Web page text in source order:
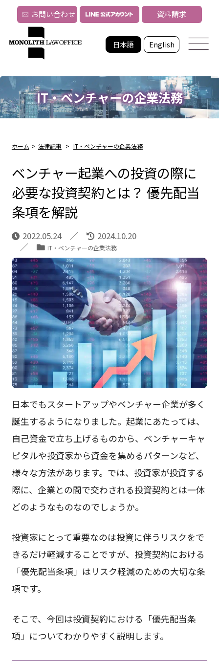
日本語 English
お問い合わせ 資料請求
IT・ベンチャーの企業法務
ホーム > 法律記事 > IT・ベンチャーの企業法務
ベンチャー起業への投資の際に
必要な投資契約とは？ 優先配当
条項を解説
2022.05.24 2024.10.20
IT・ベンチャーの企業法務
日本でもスタートアップやベンチャー企業が多く
誕生するようになりました。起業にあたっては、
自己資金で立ち上げるものから、ベンチャーキャ
ピタルや投資家から資金を集めるパターンなど、
様々な方法があります。では、投資家が投資する
際に、企業との間で交わされる投資契約とは一体
どのようなものなのでしょうか。
投資家にとって重要なのは投資に伴うリスクをで
きるだけ軽減することですが、投資契約における
「優先配当条項」はリスク軽減のための大切な条
項です。
そこで、今回は投資契約における「優先配当条
項」についてわかりやすく説明します。